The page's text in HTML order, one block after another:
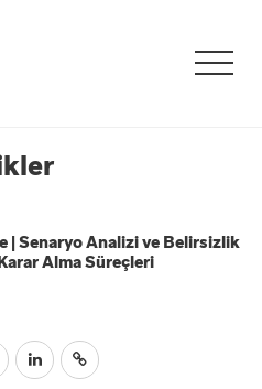
| Senaryo Analizi ve Belirsizlik
Alma Süreçleri